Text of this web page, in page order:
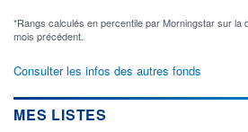
*Rangs calculés en percentile par Morningstar sur la
mois précédent.
Consulter les infos des autres fonds
MES LISTES